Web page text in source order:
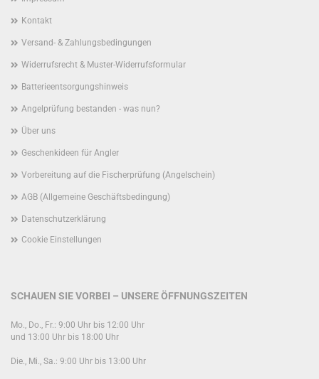
Kontakt
Versand- & Zahlungsbedingungen
Widerrufsrecht & Muster-Widerrufsformular
Batterieentsorgungshinweis
Angelprüfung bestanden - was nun?
Über uns
Geschenkideen für Angler
Vorbereitung auf die Fischerprüfung (Angelschein)
AGB (Allgemeine Geschäftsbedingung)
Datenschutzerklärung
Cookie Einstellungen
SCHAUEN SIE VORBEI – UNSERE ÖFFNUNGSZEITEN
Mo., Do., Fr.: 9:00 Uhr bis 12:00 Uhr
und 13:00 Uhr bis 18:00 Uhr
Die., Mi., Sa.: 9:00 Uhr bis 13:00 Uhr